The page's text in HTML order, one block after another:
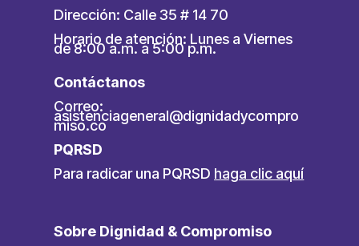
Dirección: Calle 35 # 14 70
Horario de atención: Lunes a Viernes
de 8:00 a.m. a 5:00 p.m.
Contáctanos
Correo:
asistenciageneral@dignidadycompro
miso.co
PQRSD
Para radicar una PQRSD haga clic aquí
Sobre Dignidad & Compromiso